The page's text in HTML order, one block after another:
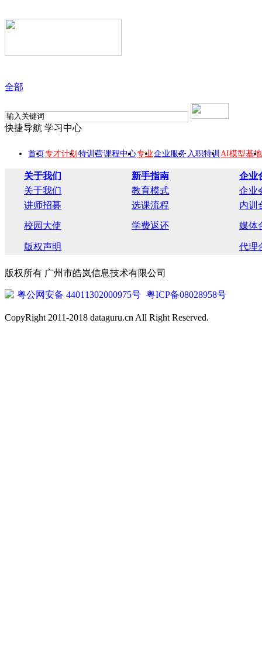
全部
快捷导航 学习中心
首页专才计划 特训营课程中心专业企业服务 入职特训 AI模型基地
关于我们 新手指南
企业
关于我们
教育模式
企业
讲师招募
选课流程 内训
校园大使 学费返还 媒体
版权声明 代理
版权所有 广州市皓岚信息技术有限公司
粤公网安备 44011302000975号 粤ICP备08028958号
CopyRight 2011-2018 dataguru.cn All Right Reserved.